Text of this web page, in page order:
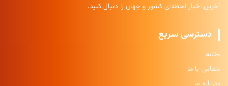
آخرین اخبار لحظه‌ای کشور و جهان را دنبال کنید.
دسترسی سریع
خانه
تماس با ما